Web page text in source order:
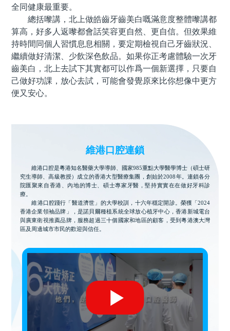
全同健康最重要。
總括嚟講，北上做皓齒牙齒美白嘅滿意度整體嚟講都
算高，好多人返嚟都會話笑容更自然、更自信。但效果維
持時間同個人習慣息息相關，要定期檢視自己牙齒狀況、
繼續做好清潔、少飲深色飲品。如果你正考慮體驗一次牙
齒美白，北上去試下其實都可以作爲一個新選擇，只要自
己做好功課，放心去試，可能會發覺原來比你想像中更方
便又安心。
維港口腔連鎖
維港口腔是粵港知名醫藥大學導師、國家985重點大學醫學博士（碩士研
究生導師、高級教授）成立的香港大型醫療集團，創始於2008年。連鎖各分
院匯聚來自香港、內地的博士、碩士專家牙醫，堅持實實在在做好牙科診
療。
維港口腔踐行「醫道濟世」的大學校訓，十六年穩定開診。榮獲「2024
香港企業領袖品牌」，是諾貝爾種植系統全球放心植牙中心，香港新城電台
與廣東衛視推薦品牌，服務超過三十個國家和地區的顧客，受到粵港澳大灣
區及周邊城市市民的歡迎與信任。